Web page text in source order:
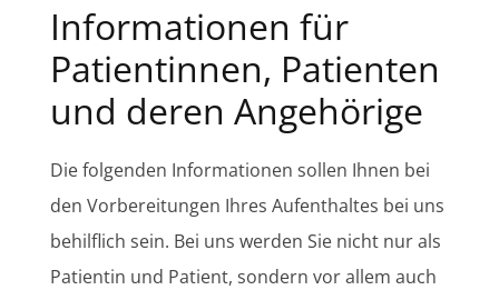
Informationen für
Patientinnen, Patienten
und deren Angehörige
Die folgenden Informationen sollen Ihnen bei
den Vorbereitungen Ihres Aufenthaltes bei uns
behilflich sein. Bei uns werden Sie nicht nur als
Patientin und Patient, sondern vor allem auch